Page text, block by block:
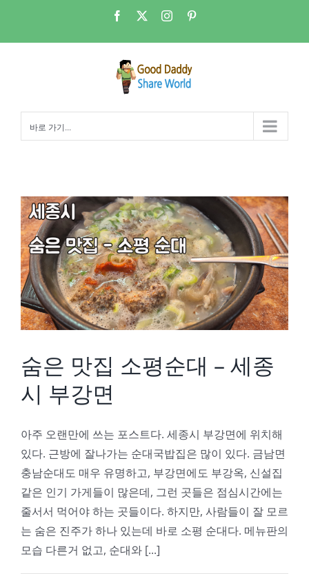
츠
Facebook Instagram
바로 가기...
숨은 맛집 소평순대 – 세종
시 부강면
아주 오랜만에 쓰는 포스트다. 세종시 부강면에 위치해
있다. 근방에 잘나가는 순대국밥집은 많이 있다. 금남면
충남순대도 매우 유명하고, 부강면에도 부강옥, 신설집
같은 인기 가게들이 많은데, 그런 곳들은 점심시간에는
줄서서 먹어야 하는 곳들이다. 하지만, 사람들이 잘 모르
는 숨은 진주가 하나 있는데 바로 소평 순대다. 메뉴판의
모습 다른거 없고, 순대와 [...]